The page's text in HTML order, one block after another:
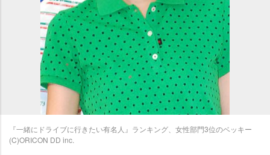
『一緒にドライブに行きたい有名人』ランキング、女性部門3位のベッキー
(C)ORICON DD inc.